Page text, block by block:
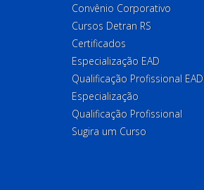
Convênio Corporativo
Cursos Detran RS
Certificados
Especialização EAD
Qualificação Profissional EAD
Especialização
Qualificação Profissional
Sugira um Curso